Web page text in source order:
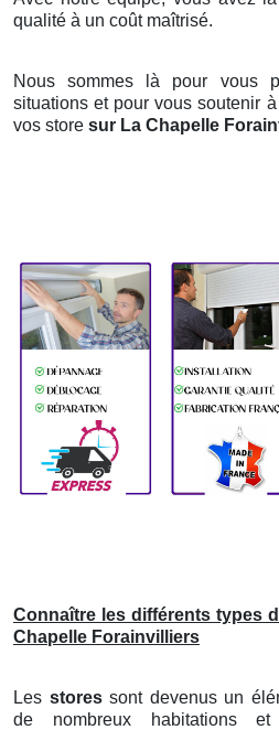
qualité à un coût maîtrisé.
Nous sommes là pour vous
situations et pour vous soutenir
vos store sur La Chapelle
Connaître les différents types
Chapelle Forainvilliers
Les storessont devenus un
de nombreux habitations et